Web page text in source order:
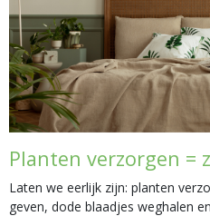
Planten verzorgen =
Laten we eerlijk zijn: planten
geven, dode blaadjes weghalen